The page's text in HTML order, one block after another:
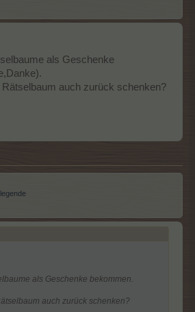
als Geschenke
auch zurück schenken?
als Geschenke bekommen.
auch zurück schenken?